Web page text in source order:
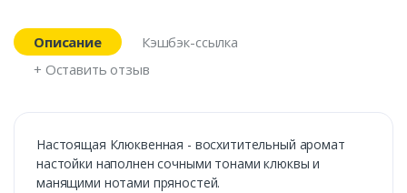
Описание
Кэшбэк-ссылка
+ Оставить отзыв
Настоящая Клюквенная - восхитительный аромат
настойки наполнен сочными тонами клюквы и
манящими нотами пряностей.